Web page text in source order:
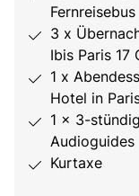
Fernreisebus
3 x
Ibis Paris 17
1 x
Hotel in
1 x 3-
Audioguides
Kurtaxe